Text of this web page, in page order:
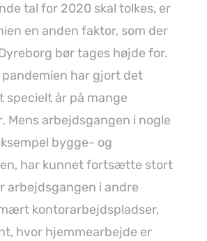
tal for 2020 skal tolkes, er
en anden faktor, som der
bør tages højde for.
pandemien har gjort det
specielt år på mange
Mens arbejdsgangen i nogle
bygge- og
har kunnet fortsætte stort
arbejdsgangen i andre
kontorarbejdspladser,
hvor hjemmearbejde er